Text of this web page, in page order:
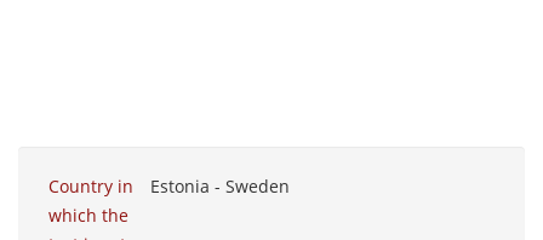
Country in
which the
Estonia - Sweden